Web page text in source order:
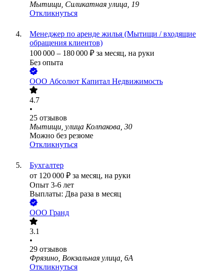
Мытищи, Силикатная улица, 19
Откликнуться
Менеджер по аренде жилья (Мытищи / входящие
обращения клиентов)
100 000 – 180 000 ₽ за месяц, на руки
Без опыта
ООО Абсолют Капитал Недвижимость
4.7
•
25 отзывов
Мытищи, улица Колпакова, 30
Можно без резюме
Откликнуться
Бухгалтер
от 120 000 ₽ за месяц, на руки
Опыт 3-6 лет
Выплаты: Два раза в месяц
ООО Гранд
3.1
•
29 отзывов
Фрязино, Вокзальная улица, 6А
Откликнуться